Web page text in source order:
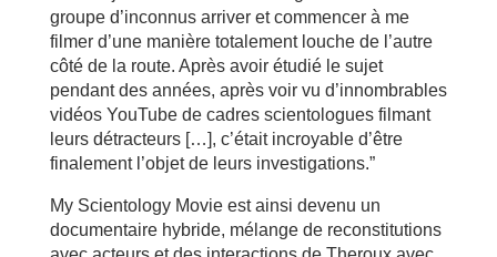
groupe d’inconnus arriver et commencer à me
filmer d’une manière totalement louche de l’autre
côté de la route. Après avoir étudié le sujet
pendant des années, après voir vu d’innombrables
vidéos YouTube de cadres scientologues filmant
leurs détracteurs […], c’était incroyable d’être
finalement l’objet de leurs investigations.”
My Scientology Movie est ainsi devenu un
documentaire hybride, mélange de reconstitutions